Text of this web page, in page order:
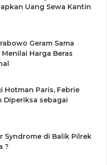
Uang Sewa Kantin
Geram Sama
Harga Beras
Hotman Paris, Febrie
Diperiksa sebagai
Syndrome di Balik Pilrek
?